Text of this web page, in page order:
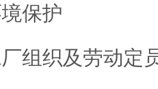
境保护
厂组织及劳动定